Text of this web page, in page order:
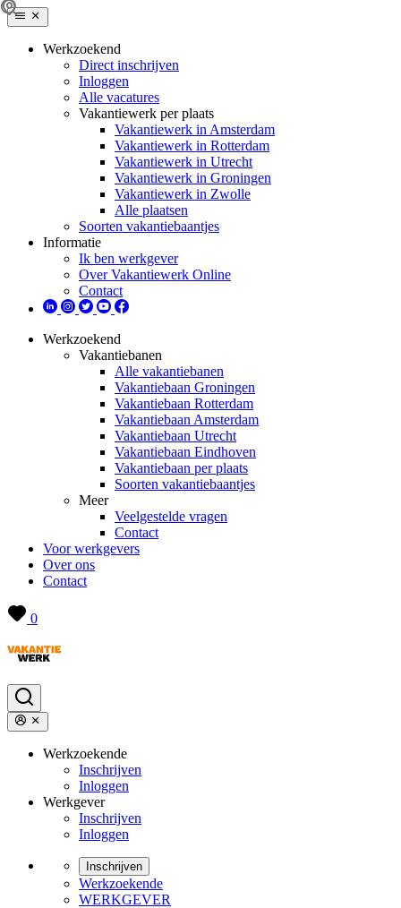
Werkzoekend
Direct inschrijven
Inloggen
Alle vacatures
Vakantiewerk per plaats
Vakantiewerk in Amsterdam
Vakantiewerk in Rotterdam
Vakantiewerk in Utrecht
Vakantiewerk in Groningen
Vakantiewerk in Zwolle
Alle plaatsen
Soorten vakantiebaantjes
Informatie
Ik ben werkgever
Over Vakantiewerk Online
Contact
Werkzoekend
Vakantiebanen
Alle vakantiebanen
Vakantiebaan Groningen
Vakantiebaan Rotterdam
Vakantiebaan Amsterdam
Vakantiebaan Utrecht
Vakantiebaan Eindhoven
Vakantiebaan per plaats
Soorten vakantiebaantjes
Meer
Veelgestelde vragen
Contact
Voor werkgevers
Over ons
Contact
0
Werkzoekende
Inschrijven
Inloggen
Werkgever
Inschrijven
Inloggen
Inschrijven
Werkzoekende
WERKGEVER